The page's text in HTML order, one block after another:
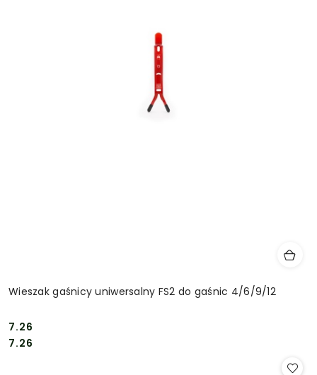
Wieszak gaśnicy uniwersalny FS2 do gaśnic 4/6/9/12
Cena:
7.26
Cena:
7.26